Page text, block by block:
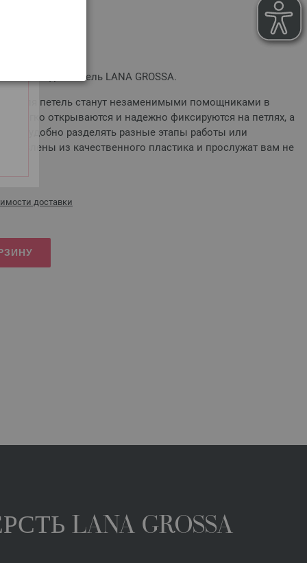
для петель LANA GROSSA.
для петель станут незаменимыми помощниками в
легко открываются и надежно фиксируются на петлях, а
удобно разделять разные этапы работы или
из качественного пластика и прослужат вам не
доставки
LANA GROSSA